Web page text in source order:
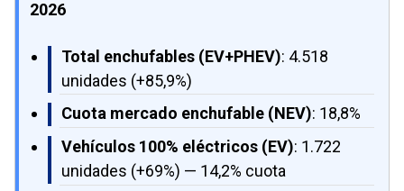
2026
Total enchufables (EV+PHEV): 4.518
unidades (+85,9%)
Cuota mercado enchufable (NEV): 18,8%
Vehículos 100% eléctricos (EV): 1.722
unidades (+69%) — 14,2% cuota